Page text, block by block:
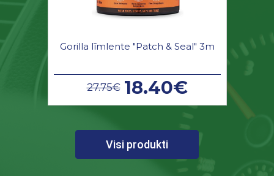
Gorilla līmlente "Patch & Seal" 3m
27.75€ 18.40€
Visi produkti